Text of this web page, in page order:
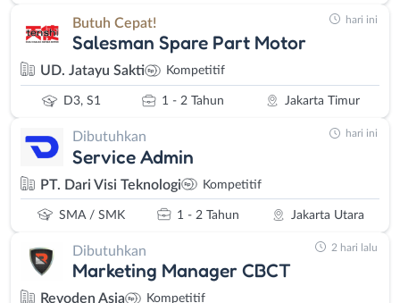
Butuh Cepat!
Salesman Spare Part Motor
UD. Jatayu Sakti Kompetitif
D3, S1 1 - 2 Tahun Jakarta Timur
hari ini
Dibutuhkan
Service Admin
PT. Dari Visi Teknologi Kompetitif
SMA / SMK 1 - 2 Tahun Jakarta Utara
hari ini
Dibutuhkan
Marketing Manager CBCT
Revoden Asia Kompetitif
2 hari lalu